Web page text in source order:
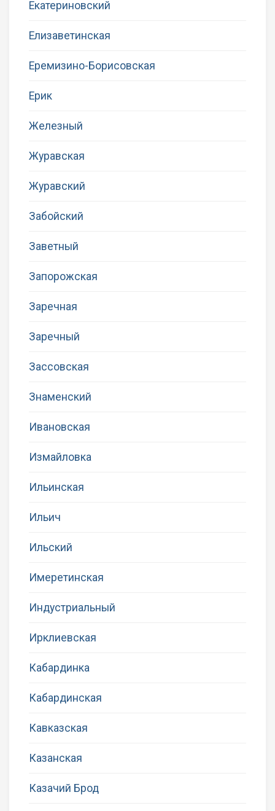
Екатериновский
Елизаветинская
Еремизино-Борисовская
Ерик
Железный
Журавская
Журавский
Забойский
Заветный
Запорожская
Заречная
Заречный
Зассовская
Знаменский
Ивановская
Измайловка
Ильинская
Ильич
Ильский
Имеретинская
Индустриальный
Ирклиевская
Кабардинка
Кабардинская
Кавказская
Казанская
Казачий Брод